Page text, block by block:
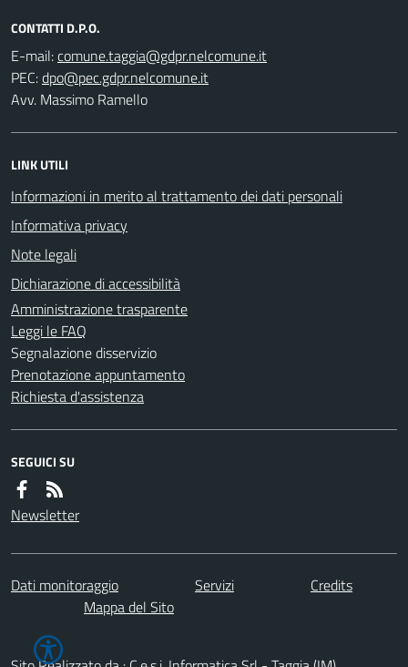
CONTATTI D.P.O.
E-mail:
PEC:
Avv. Massimo Ramello
LINK UTILI
Informazioni in merito al trattamento dei dati personali
Informativa privacy
Note legali
Dichiarazione di accessibilità
Amministrazione trasparente
Leggi le FAQ
Segnalazione disservizio
Prenotazione appuntamento
Richiesta d'assistenza
SEGUICI SU
Newsletter
Dati monitoraggio Servizi
Credits
Mappa del Sito